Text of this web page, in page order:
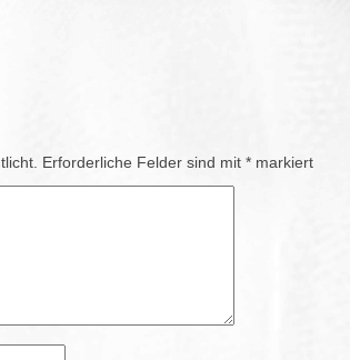
Erforderliche Felder sind mit * markiert